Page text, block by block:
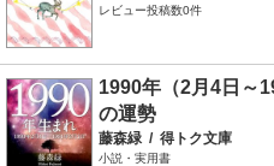
レビュー投稿数0件
1990年（2月4日～
の運勢
藤森緑 / 得トク文庫
小説・実用書